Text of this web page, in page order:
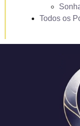
Todos os